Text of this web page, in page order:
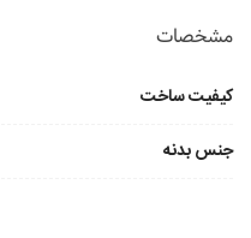
مشخصات
کیفیت ساخت
جنس بدنه